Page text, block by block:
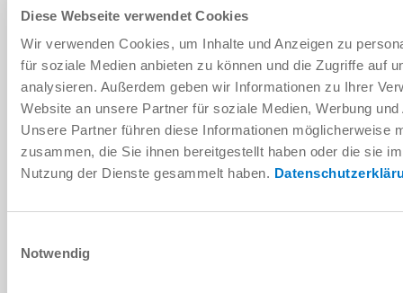
Diese Webseite verwendet Cookies
Wir verwenden Cookies, um Inhalte und Anzeigen zu
für soziale Medien anbieten zu können und die Zugriffe auf
analysieren. Außerdem geben wir Informationen zu Ihrer
Website an unsere Partner für soziale Medien, Werbung
Unsere Partner führen diese Informationen möglicherweise
zusammen, die Sie ihnen bereitgestellt haben oder die sie
Nutzung der Dienste gesammelt haben.
Notwendig
AÑADIR PARA COMPARACIÓN
Datos técnicos